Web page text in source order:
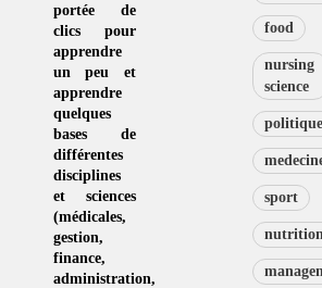
portée de
clics pour
apprendre
un peu et
apprendre
quelques
bases de
différentes
disciplines
et sciences
(médicales,
gestion,
finance,
administration,
food
nursing
science
politique
sport
nutrition